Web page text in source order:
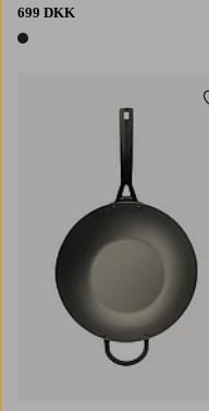
699 DKK
1 farve